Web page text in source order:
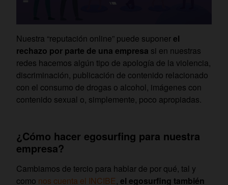
Nuestra “reputación online” puede suponerel
rechazo por parte de una empresa si en nuestras
redes hacemos algún tipo de apología de la violencia,
discriminación, publicación de contenido relacionado
con el consumo de drogas o alcohol, imágenes con
contenido sexual o, simplemente, poco apropiadas.
¿Cómo hacer egosurfing para nuestra
empresa?
Cambiamos de tercio para hablar de por qué, tal y
como nos cuenta el INCIBE, el egosurfing también